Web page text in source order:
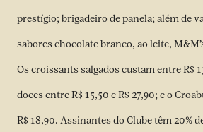
prestígio; brigadeiro de panela; além de
sabores chocolate branco, ao leite,
Os croissants salgados custam entre R$
doces entre R$ 15,50 e R$ 27,90; e o
R$ 18,90. Assinantes do Clube têm 20%